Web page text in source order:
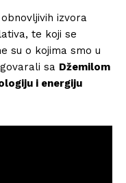
izvora
te koji se
su o kojima smo u
sa Džemilom
i energiju